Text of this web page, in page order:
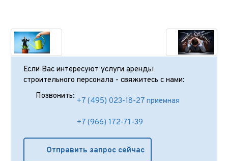
Если Вас интересуют услуги аренды
строительного персонала - свяжитесь с нами:
Позвонить:
+7 (495) 023-18-27 приемная
+7 (966) 172-71-39
Отправить запрос сейчас